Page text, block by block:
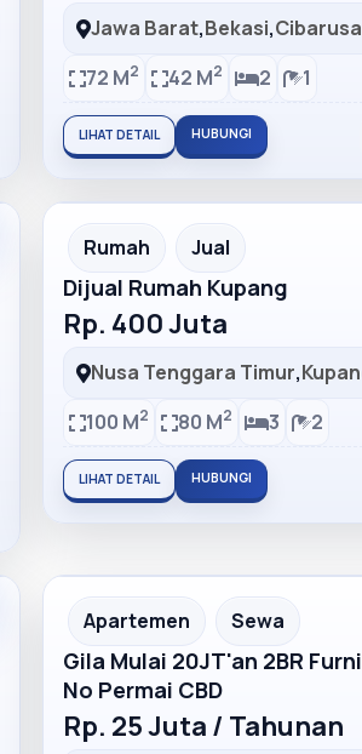
Jawa Barat,Bekasi,
72 M2 42 M2 2 1
LIHAT DETAIL HUBUNGI
Partner Ad
Rumah Jual
Dijual Rumah Kupang
Rp. 400 Juta
Nusa Tenggara Timur,
100 M2 80 M2 3 2
LIHAT DETAIL HUBUNGI
Partner Ad
Apartemen Sewa
Gila Mulai 20JT'an 2BR
No Permai CBD
Rp. 25 Juta / Tahunan